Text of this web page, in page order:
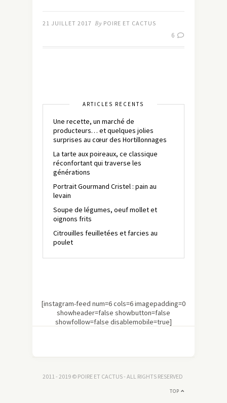
21 JUILLET 2017 By POIRE ET CACTUS
6
ARTICLES RÉCENTS
Une recette, un marché de
producteurs… et quelques jolies
surprises au cœur des Hortillonnages
La tarte aux poireaux, ce classique
réconfortant qui traverse les
générations
Portrait Gourmand Cristel : pain au
levain
Soupe de légumes, oeuf mollet et
oignons frits
Citrouilles feuilletées et farcies au
poulet
[instagram-feed num=6 cols=6 imagepadding=0
showheader=false showbutton=false
showfollow=false disablemobile=true]
2011 - 2019 © POIRE ET CACTUS - ALL RIGHTS RESERVED
TOP